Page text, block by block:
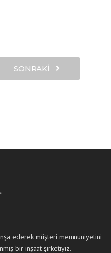
SONRAKI
ederek müşteri memnuniyetini
bir inşaat şirketiyiz.